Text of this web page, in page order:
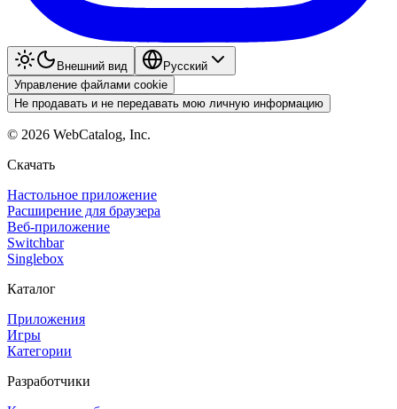
Внешний вид
Pyccкий
Управление файлами cookie
Не продавать и не передавать мою личную информацию
© 2026 WebCatalog, Inc.
Скачать
Настольное приложение
Расширение для браузера
Веб-приложение
Switchbar
Singlebox
Каталог
Приложения
Игры
Категории
Разработчики